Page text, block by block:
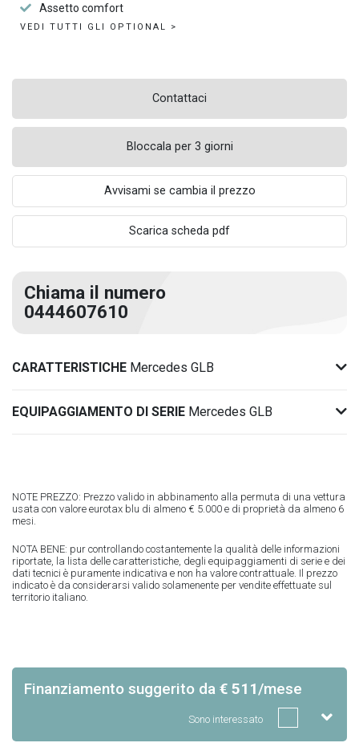
Assetto comfort
VEDI TUTTI GLI OPTIONAL >
Contattaci
Bloccala per 3 giorni
Avvisami se cambia il prezzo
Scarica scheda pdf
Chiama il numero
0444607610
CARATTERISTICHE Mercedes GLB
EQUIPAGGIAMENTO DI SERIE Mercedes GLB
NOTE PREZZO: Prezzo valido in abbinamento alla permuta di una vettura
usata con valore eurotax blu di almeno € 5.000 e di proprietà da almeno 6
mesi.
NOTA BENE: pur controllando costantemente la qualità delle informazioni
riportate, la lista delle caratteristiche, degli equipaggiamenti di serie e dei
dati tecnici è puramente indicativa e non ha valore contrattuale. Il prezzo
indicato è da considerarsi valido solamenente per vendite effettuate sul
territorio italiano.
Finanziamento suggerito da € 511/mese
Sono interessato